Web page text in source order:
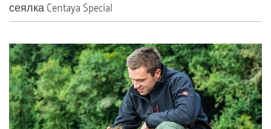
сеялка Centaya Special